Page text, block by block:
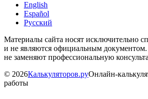
English
Español
Русский
Материалы сайта носят исключительно
и не являются официальным документом.
не заменяют профессиональную
© 2026Калькуляторов.руОнлайн-
работы